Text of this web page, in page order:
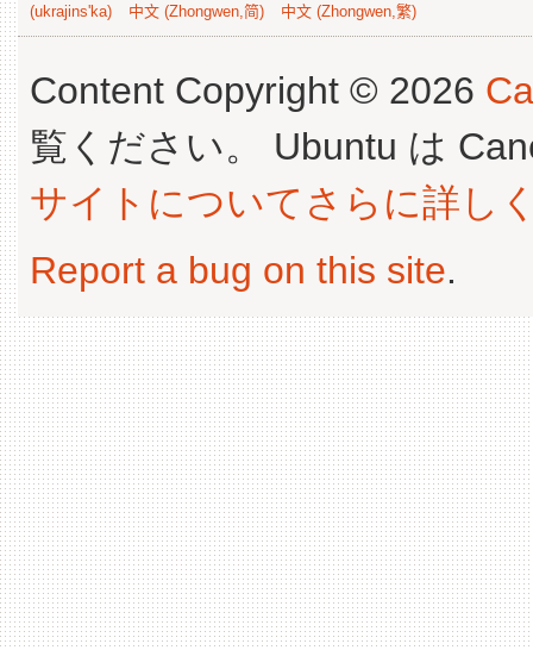
(ukrajins'ka)
中文 (Zhongwen,简) 中文 (Zhongwen,繁)
Content Copyright © 2026
覧ください。 Ubuntu は
サイトについてさらに詳し
Report a bug on this site.